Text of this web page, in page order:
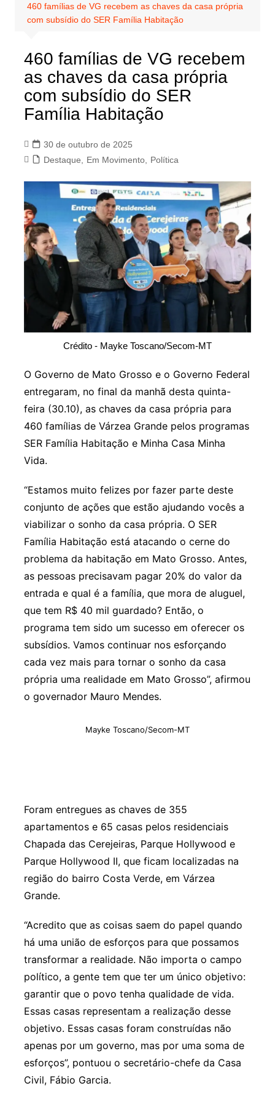
460 famílias de VG recebem as chaves da casa própria
com subsídio do SER Família Habitação
460 famílias de VG recebem
as chaves da casa própria
com subsídio do SER
Família Habitação
30 de outubro de 2025
Destaque
Em Movimento, Política
Crédito - Mayke Toscano/Secom-MT
O Governo de Mato Grosso e o Governo Federal
entregaram, no final da manhã desta quinta-
feira (30.10), as chaves da casa própria para
460 famílias de Várzea Grande pelos programas
SER Família Habitação e Minha Casa Minha
Vida.
“Estamos muito felizes por fazer parte deste
conjunto de ações que estão ajudando vocês a
viabilizar o sonho da casa própria. O SER
Família Habitação está atacando o cerne do
problema da habitação em Mato Grosso. Antes,
as pessoas precisavam pagar 20% do valor da
entrada e qual é a família, que mora de aluguel,
que tem R$ 40 mil guardado? Então, o
programa tem sido um sucesso em oferecer os
subsídios. Vamos continuar nos esforçando
cada vez mais para tornar o sonho da casa
própria uma realidade em Mato Grosso”, afirmou
o governador Mauro Mendes.
Mayke Toscano/Secom-MT
Foram entregues as chaves de 355
apartamentos e 65 casas pelos residenciais
Chapada das Cerejeiras, Parque Hollywood e
Parque Hollywood II, que ficam localizadas na
região do bairro Costa Verde, em Várzea
Grande.
“Acredito que as coisas saem do papel quando
há uma união de esforços para que possamos
transformar a realidade. Não importa o campo
político, a gente tem que ter um único objetivo:
garantir que o povo tenha qualidade de vida.
Essas casas representam a realização desse
objetivo. Essas casas foram construídas não
apenas por um governo, mas por uma soma de
esforços”, pontuou o secretário-chefe da Casa
Civil, Fábio Garcia.